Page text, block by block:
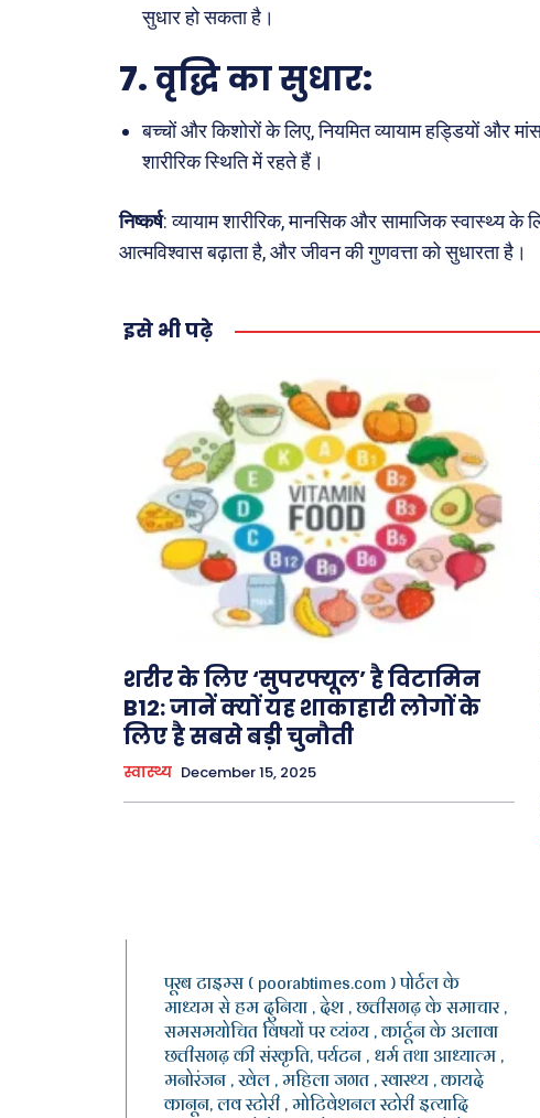
सुधार हो सकता है।
7.वृद्धि का सुधार:
बच्चों और किशोरों के लिए, नियमित व्यायाम हड्डियों और
शारीरिक स्थिति में रहते हैं।
निष्कर्ष: व्यायाम शारीरिक, मानसिक और सामाजिक स्वास्थ्य
आत्मविश्वास बढ़ाता है, और जीवन की गुणवत्ता को सुधारता है।
इसे भी पढ़े
शरीर के लिए ‘सुपरफ्यूल’ है विटामिन
B12: जानें क्यों यह शाकाहारी लोगों के
लिए है सबसे बड़ी चुनौती
स्वास्थ्य December 15, 2025
पूरब टाइम्स ( poorabtimes.com ) पोर्टल के
माध्यम से हम दुनिया , देश , छत्तीसगढ़ के समाचार ,
समसमयोचित विषयों पर व्यंग्य , कार्टून के अलावा
छत्तीसगढ़ की संस्कृति, पर्यटन , धर्म तथा आध्यात्म ,
मनोरंजन , खेल , महिला जगत , स्वास्थ्य , कायदे
कानून, लव स्टोरी , मोटिवेशनल स्टोरी इत्यादि